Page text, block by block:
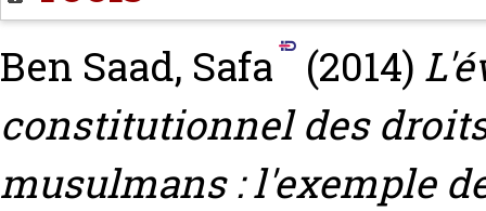
Ben Saad, Safa (2014)
constitutionnel des
musulmans : l'exemple